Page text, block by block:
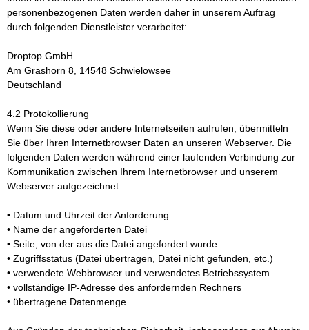
personenbezogenen Daten werden daher in unserem Auftrag
durch folgenden Dienstleister verarbeitet:
Droptop GmbH
Am Grashorn 8, 14548 Schwielowsee
Deutschland
4.2 Protokollierung
Wenn Sie diese oder andere Internetseiten aufrufen, übermitteln
Sie über Ihren Internetbrowser Daten an unseren Webserver. Die
folgenden Daten werden während einer laufenden Verbindung zur
Kommunikation zwischen Ihrem Internetbrowser und unserem
Webserver aufgezeichnet:
• Datum und Uhrzeit der Anforderung
• Name der angeforderten Datei
• Seite, von der aus die Datei angefordert wurde
• Zugriffsstatus (Datei übertragen, Datei nicht gefunden, etc.)
• verwendete Webbrowser und verwendetes Betriebssystem
• vollständige IP-Adresse des anfordernden Rechners
• übertragene Datenmenge.